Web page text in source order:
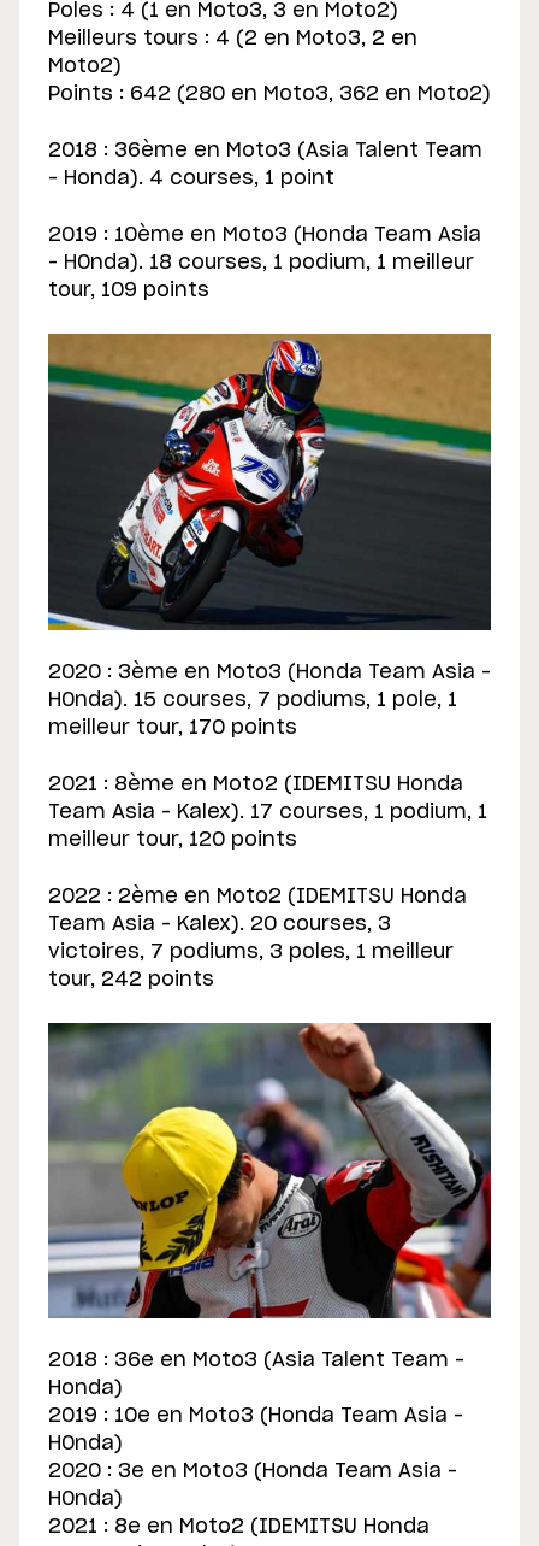
Poles : 4 (1 en Moto3, 3 en Moto2)
Meilleurs tours : 4 (2 en Moto3, 2 en
Moto2)
Points : 642 (280 en Moto3, 362 en Moto2)
2018 : 36ème en Moto3 (Asia Talent Team
– Honda). 4 courses, 1 point
2019 : 10ème en Moto3 (Honda Team Asia
– H0nda). 18 courses, 1 podium, 1 meilleur
tour, 109 points
2020 : 3ème en Moto3 (Honda Team Asia –
H0nda). 15 courses, 7 podiums, 1 pole, 1
meilleur tour, 170 points
2021 : 8ème en Moto2 (IDEMITSU Honda
Team Asia – Kalex). 17 courses, 1 podium, 1
meilleur tour, 120 points
2022 : 2ème en Moto2 (IDEMITSU Honda
Team Asia – Kalex). 20 courses, 3
victoires, 7 podiums, 3 poles, 1 meilleur
tour, 242 points
2018 : 36e en Moto3 (Asia Talent Team –
Honda)
2019 : 10e en Moto3 (Honda Team Asia –
H0nda)
2020 : 3e en Moto3 (Honda Team Asia –
H0nda)
2021 : 8e en Moto2 (IDEMITSU Honda